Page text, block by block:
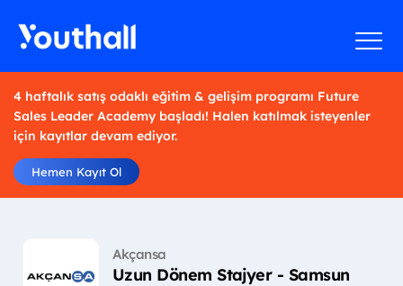
4 haftalık satış odaklı eğitim & gelişim programı Future
Sales Leader Academy başladı! Halen katılmak isteyenler
için kayıtlar devam ediyor.
Hemen Kayıt Ol
Akçansa
Uzun Dönem Stajyer - Samsun